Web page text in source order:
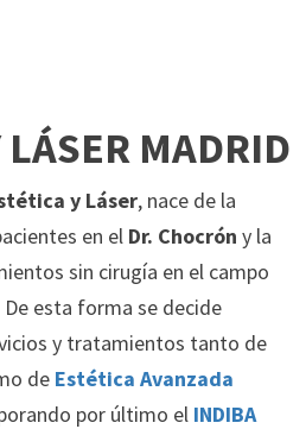
LÁSER MADRID
y Láser, nace de la
en el Dr. Chocrón y la
sin cirugía en el campo
esta forma se decide
y tratamientos tanto de
de Estética Avanzada
por último el INDIBA